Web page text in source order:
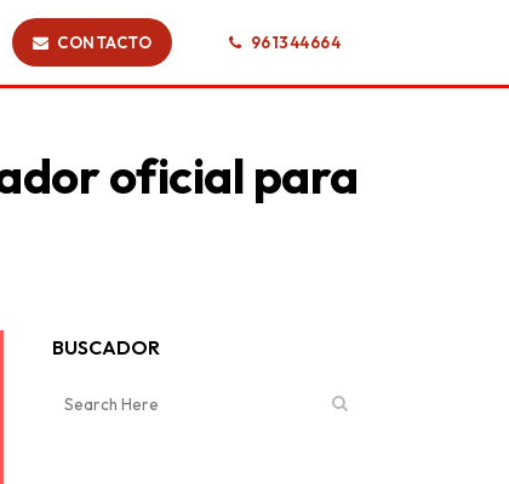
CONTACTO 961344664
oficial para
BUSCADOR